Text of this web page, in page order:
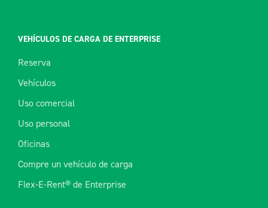
VEHÍCULOS DE CARGA DE ENTERPRISE
Reserva
Vehículos
Uso comercial
Uso personal
Oficinas
Compre un vehículo de carga
Flex-E-Rent® de Enterprise